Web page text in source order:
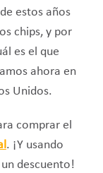
estos años
chips, y por
es el que
ahora en
Unidos.
comprar el
. ¡Y usando
descuento!